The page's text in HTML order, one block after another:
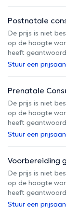
Postnatale
De prijs is niet
op de hoogte
heeft
Stuur een
Prenatale
De prijs is niet
op de hoogte
heeft
Stuur een
Voorbereiding
De prijs is niet
op de hoogte
heeft
Stuur een